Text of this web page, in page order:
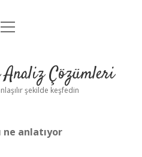
Uyarı
menüyü
Çözümleri
şekilde keşfedin
ne anlatıyor